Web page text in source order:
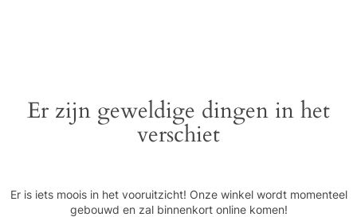
Er zijn geweldige dingen in het
verschiet
Er is iets moois in het vooruitzicht! Onze winkel wordt momenteel
gebouwd en zal binnenkort online komen!